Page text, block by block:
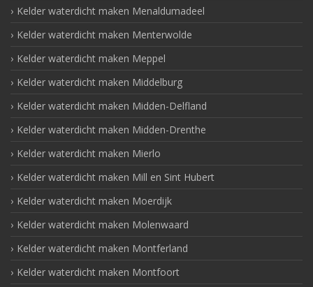
Kelder waterdicht maken Menaldumadeel
Kelder waterdicht maken Menterwolde
Kelder waterdicht maken Meppel
Kelder waterdicht maken Middelburg
Kelder waterdicht maken Midden-Delfland
Kelder waterdicht maken Midden-Drenthe
Kelder waterdicht maken Mierlo
Kelder waterdicht maken Mill en Sint Hubert
Kelder waterdicht maken Moerdijk
Kelder waterdicht maken Molenwaard
Kelder waterdicht maken Montferland
Kelder waterdicht maken Montfoort